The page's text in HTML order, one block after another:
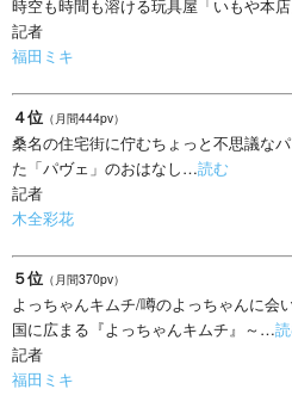
時空も時間も溶ける玩具屋「いもや本
記者
福田ミキ
４位 （月間444pv）
桑名の住宅街に佇むちょっと不思議な
た「パヴェ」のおはなし…読む
記者
木全彩花
５位 （月間370pv）
よっちゃんキムチ/噂のよっちゃんに会
国に広まる『よっちゃんキムチ』～…
記者
福田ミキ